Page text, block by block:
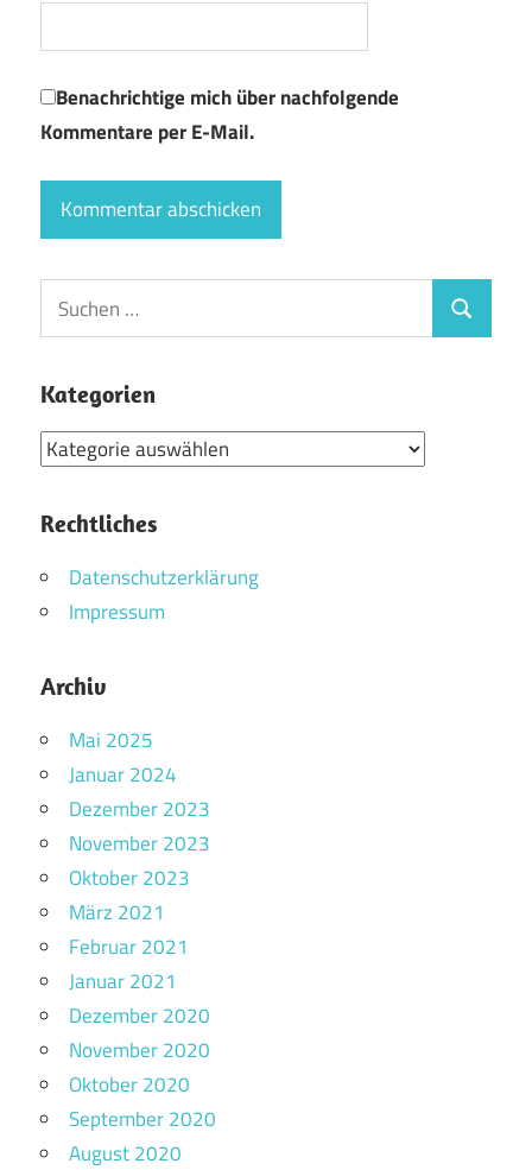
Benachrichtige mich über nachfolgende
Kommentare per E-Mail.
Suchen
nach:
Suchen
Kategorien
Kategorien
Rechtliches
Datenschutzerklärung
Impressum
Archiv
Mai 2025
Januar 2024
Dezember 2023
November 2023
Oktober 2023
März 2021
Februar 2021
Januar 2021
Dezember 2020
November 2020
Oktober 2020
September 2020
August 2020